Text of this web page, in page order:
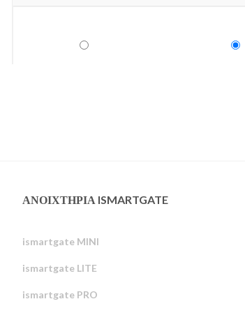
ΑΝΟΙΧΤΉΡΙΑ ISMARTGATE
ismartgate MINI
ismartgate LITE
ismartgate PRO